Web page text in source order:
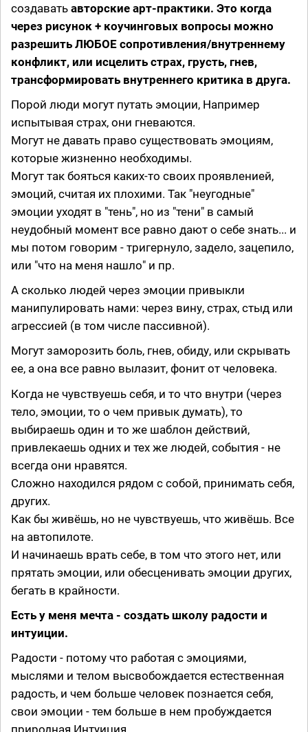
создавать авторские арт-практики. Это когда
через рисунок + коучинговых вопросы можно
разрешить ЛЮБОЕ сопротивления/внутреннему
конфликт, или исцелить страх, грусть, гнев,
трансформировать внутреннего критика в друга.
Порой люди могут путать эмоции, Например
испытывая страх, они гневаются.
Могут не давать право существовать эмоциям,
которые жизненно необходимы.
Могут так бояться каких-то своих проявленией,
эмоций, считая их плохими. Так "неугодные"
эмоции уходят в "тень", но из "тени" в самый
неудобный момент все равно дают о себе знать... и
мы потом говорим - тригернуло, задело, зацепило,
или "что на меня нашло" и пр.
А сколько людей через эмоции привыкли
манипулировать нами: через вину, страх, стыд или
агрессией (в том числе пассивной).
Могут заморозить боль, гнев, обиду, или скрывать
ее, а она все равно вылазит, фонит от человека.
Когда не чувствуешь себя, и то что внутри (через
тело, эмоции, то о чем привык думать), то
выбираешь один и то же шаблон действий,
привлекаешь одних и тех же людей, события - не
всегда они нравятся.
Сложно находился рядом с собой, принимать себя,
других.
Как бы живёшь, но не чувствуешь, что живёшь. Все
на автопилоте.
И начинаешь врать себе, в том что этого нет, или
прятать эмоции, или обесценивать эмоции других,
бегать в крайности.
Есть у меня мечта - создать школу радости и
интуиции.
Радости - потому что работая с эмоциями,
мыслями и телом высвобождается естественная
радость, и чем больше человек познается себя,
свои эмоции - тем больше в нем пробуждается
природная Интуиция.